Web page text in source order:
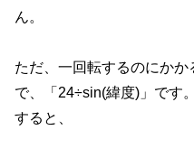
ん。
ただ、一回転するのにか
で、「24÷sin(緯度)」です
すると、